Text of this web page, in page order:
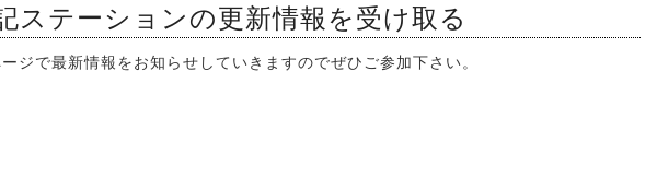
ステーションの更新情報を受け取る
ジで最新情報をお知らせしていきますのでぜひご参加下さい。